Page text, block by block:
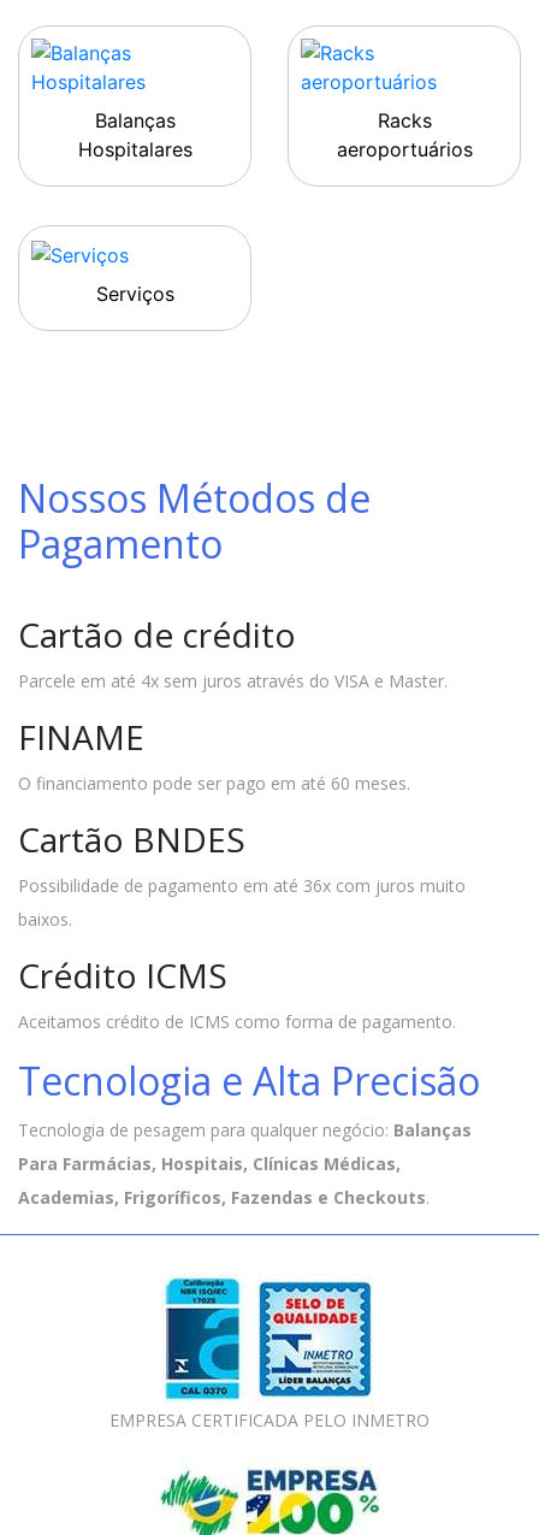
Balanças
Hospitalares
Racks
aeroportuários
Serviços
Nossos Métodos de
Pagamento
Cartão de crédito
Parcele em até 4x sem juros através do VISA e Master.
FINAME
O financiamento pode ser pago em até 60 meses.
Cartão BNDES
Possibilidade de pagamento em até 36x com juros muito
baixos.
Crédito ICMS
Aceitamos crédito de ICMS como forma de pagamento.
Tecnologia e Alta Precisão
Tecnologia de pesagem para qualquer negócio: Balanças
Para Farmácias, Hospitais, Clínicas Médicas,
Academias, Frigoríficos, Fazendas e Checkouts.
EMPRESA CERTIFICADA PELO INMETRO